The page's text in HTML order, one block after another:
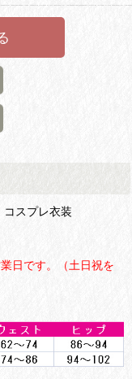
スプレ衣装
日です。（土日祝を